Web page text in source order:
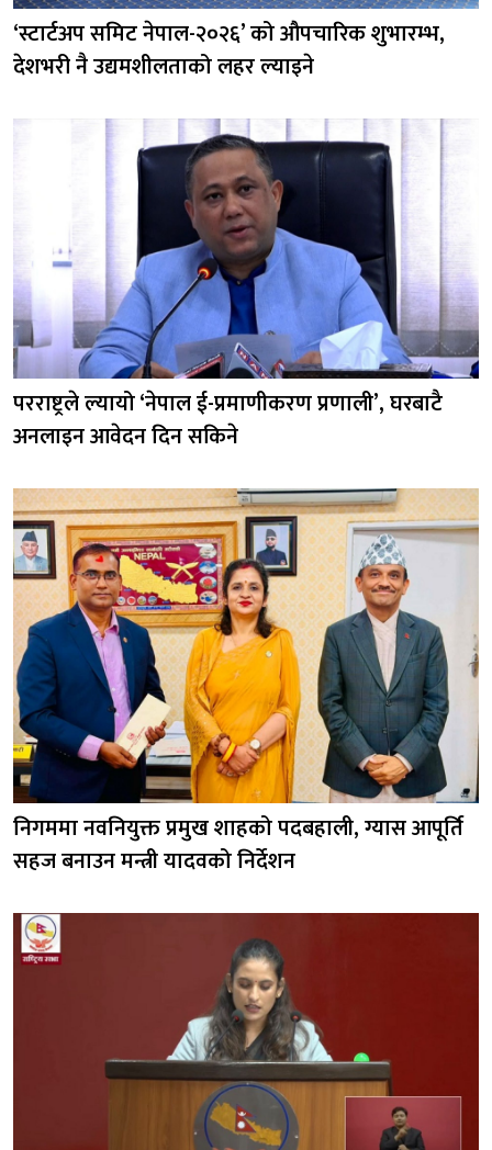
‘स्टार्टअप समिट नेपाल-२०२६’ को औपचारिक शुभारम्भ,
देशभरी नै उद्यमशीलताको लहर ल्याइने
परराष्ट्रले ल्यायो ‘नेपाल ई-प्रमाणीकरण प्रणाली’, घरबाटै
अनलाइन आवेदन दिन सकिने
निगममा नवनियुक्त प्रमुख शाहको पदबहाली, ग्यास आपूर्ति
सहज बनाउन मन्त्री यादवको निर्देशन